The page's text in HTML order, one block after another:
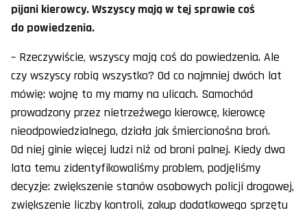
pijani kierowcy. Wszyscy mają w tej sprawie coś
do powiedzenia.
– Rzeczywiście, wszyscy mają coś do powiedzenia. Ale
czy wszyscy robią wszystko? Od co najmniej dwóch lat
mówię: wojnę to my mamy na ulicach. Samochód
prowadzony przez nietrzeźwego kierowcę, kierowcę
nieodpowiedzialnego, działa jak śmiercionośna broń.
Od niej ginie więcej ludzi niż od broni palnej. Kiedy dwa
lata temu zidentyfikowaliśmy problem, podjęliśmy
decyzje: zwiększenie stanów osobowych policji drogowej,
zwiększenie liczby kontroli, zakup dodatkowego sprzętu